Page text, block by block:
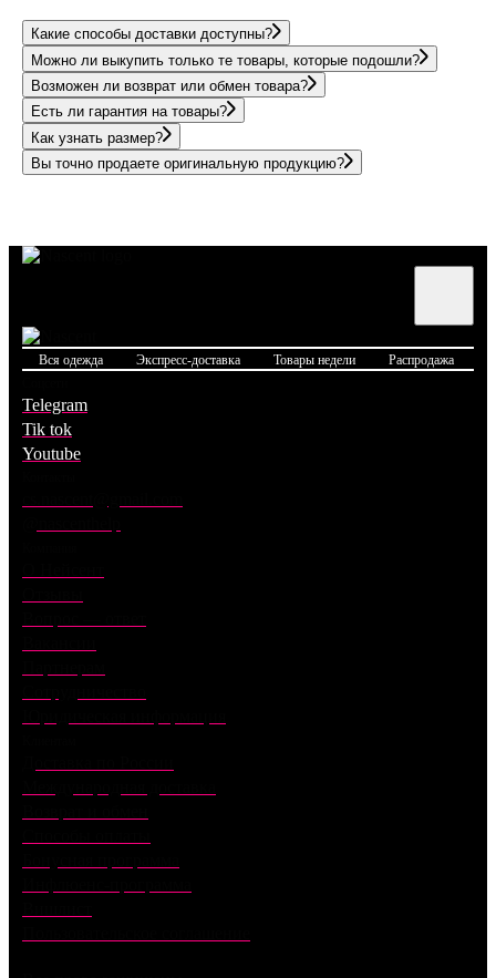
Какие способы доставки доступны?
Можно ли выкупить только те товары, которые подошли?
Возможен ли возврат или обмен товара?
Есть ли гарантия на товары?
Как узнать размер?
Вы точно продаете оригинальную продукцию?
Вся одежда Экспресс-доставка Товары недели Распродажа
Telegram
Tik tok
Youtube